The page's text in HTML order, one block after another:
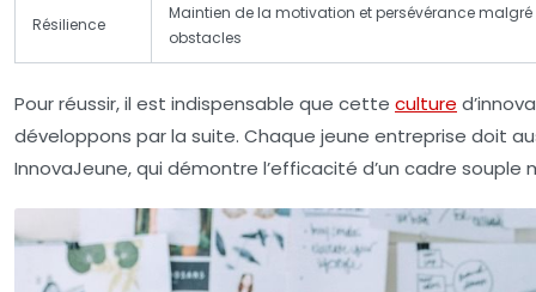
Résilience
Maintien de la motivation et persévérance malgré
obstacles
Pour réussir, il est indispensable que cette culture
développons par la suite. Chaque jeune entreprise doit
InnovaJeune, qui démontre l’efficacité d’un cadre souple